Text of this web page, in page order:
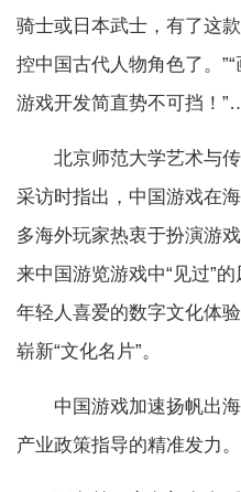
骑士或日本武士，有了这
控中国古代人物角色了。
游戏开发简直势不可挡！
北京师范大学艺术与传
采访时指出，中国游戏在
多海外玩家热衷于扮演游
来中国游览游戏中“见过”
年轻人喜爱的数字文化体
崭新“文化名片”。
中国游戏加速扬帆出海
产业政策指导的精准发力。